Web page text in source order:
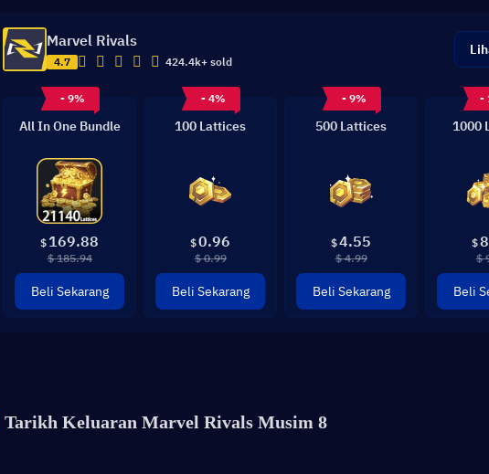
Marvel Rivals
4.7 424.4k+ sold
- 9%
All In One Bundle
$ 169.88
$ 185.94
Beli Sekarang
- 4%
100 Lattices
$0.96
$ 0.99
Beli Sekarang
- 9%
500 Lattices
$4.55
$ 4.99
Beli Sekarang
-
1000
$
$
Beli
Tarikh Keluaran Marvel Rivals Musim 8